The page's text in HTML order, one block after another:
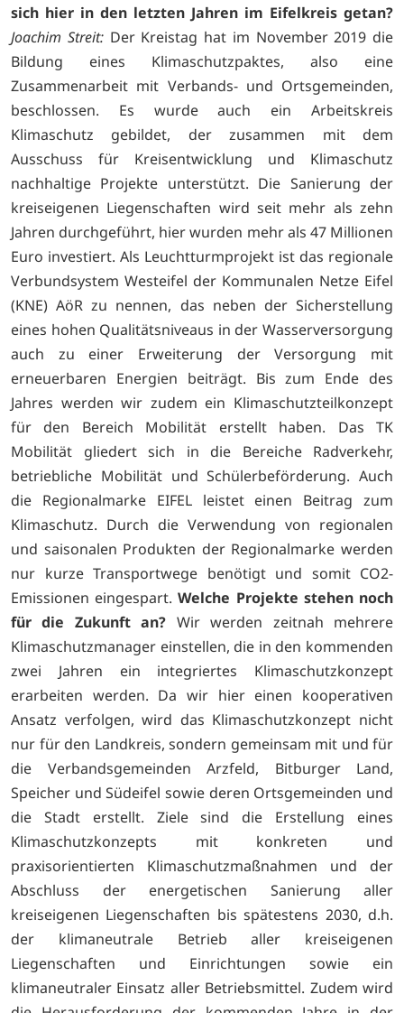
sich hier in den letzten Jahren im Eifelkreis getan?
Joachim Streit:Der Kreistag hat im November 2019 die
Bildung eines Klimaschutzpaktes, also eine
Zusammenarbeit mit Verbands- und Ortsgemeinden,
beschlossen. Es wurde auch ein Arbeitskreis
Klimaschutz gebildet, der zusammen mit dem
Ausschuss für Kreisentwicklung und Klimaschutz
nachhaltige Projekte unterstützt. Die Sanierung der
kreiseigenen Liegenschaften wird seit mehr als zehn
Jahren durchgeführt, hier wurden mehr als 47 Millionen
Euro investiert. Als Leuchtturmprojekt ist das regionale
Verbundsystem Westeifel der Kommunalen Netze Eifel
(KNE) AöR zu nennen, das neben der Sicherstellung
eines hohen Qualitätsniveaus in der Wasserversorgung
auch zu einer Erweiterung der Versorgung mit
erneuerbaren Energien beiträgt. Bis zum Ende des
Jahres werden wir zudem ein Klimaschutzteilkonzept
für den Bereich Mobilität erstellt haben. Das TK
Mobilität gliedert sich in die Bereiche Radverkehr,
betriebliche Mobilität und Schülerbeförderung. Auch
die Regionalmarke EIFEL leistet einen Beitrag zum
Klimaschutz. Durch die Verwendung von regionalen
und saisonalen Produkten der Regionalmarke werden
nur kurze Transportwege benötigt und somit CO2-
Emissionen eingespart.Welche Projekte stehen noch
für die Zukunft an? Wir werden zeitnah mehrere
Klimaschutzmanager einstellen, die in den kommenden
zwei Jahren ein integriertes Klimaschutzkonzept
erarbeiten werden. Da wir hier einen kooperativen
Ansatz verfolgen, wird das Klimaschutzkonzept nicht
nur für den Landkreis, sondern gemeinsam mit und für
die Verbandsgemeinden Arzfeld, Bitburger Land,
Speicher und Südeifel sowie deren Ortsgemeinden und
die Stadt erstellt. Ziele sind die Erstellung eines
Klimaschutzkonzepts mit konkreten und
praxisorientierten Klimaschutzmaßnahmen und der
Abschluss der energetischen Sanierung aller
kreiseigenen Liegenschaften bis spätestens 2030, d.h.
der klimaneutrale Betrieb aller kreiseigenen
Liegenschaften und Einrichtungen sowie ein
klimaneutraler Einsatz aller Betriebsmittel. Zudem wird